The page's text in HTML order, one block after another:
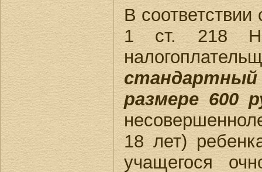
В
1 ст. 218
размере 600
18 лет)
учащегося